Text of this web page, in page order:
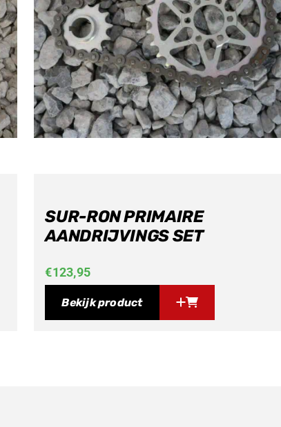
SUR-RON PRIMAIRE
AANDRIJVINGS SET
€123,95
Bekijk product